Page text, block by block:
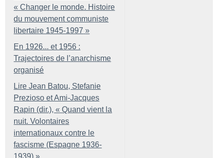
« Changer le monde. Histoire
du mouvement communiste
libertaire 1945-1997 »
En 1926... et 1956 :
Trajectoires de l’anarchisme
organisé
Lire Jean Batou, Stefanie
Prezioso et Ami-Jacques
Rapin (dir.), « Quand vient la
nuit. Volontaires
internationaux contre le
fascisme (Espagne 1936-
1939) »